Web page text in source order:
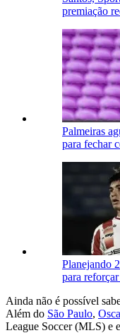
premiação
Palmeiras
para fechar
Planejando
para
Ainda não é possível
Além do São Paulo,
League Soccer (MLS) e